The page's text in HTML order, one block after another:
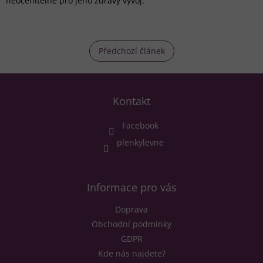
Předchozí článek
Z
Kontakt
Facebook
plenkylevne
Informace pro vás
Doprava
Obchodní podmínky
GDPR
Kde nás najdete?